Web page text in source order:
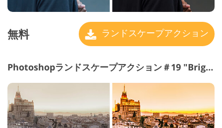
無料 ランドスケープアクション
Photoshopランドスケープアクション＃19 "Brighten"